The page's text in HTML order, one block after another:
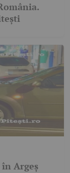
Argeș